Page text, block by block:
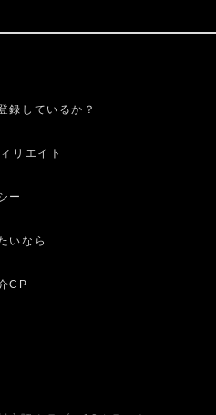
録しているか？
リエイト
ー
いなら
CP